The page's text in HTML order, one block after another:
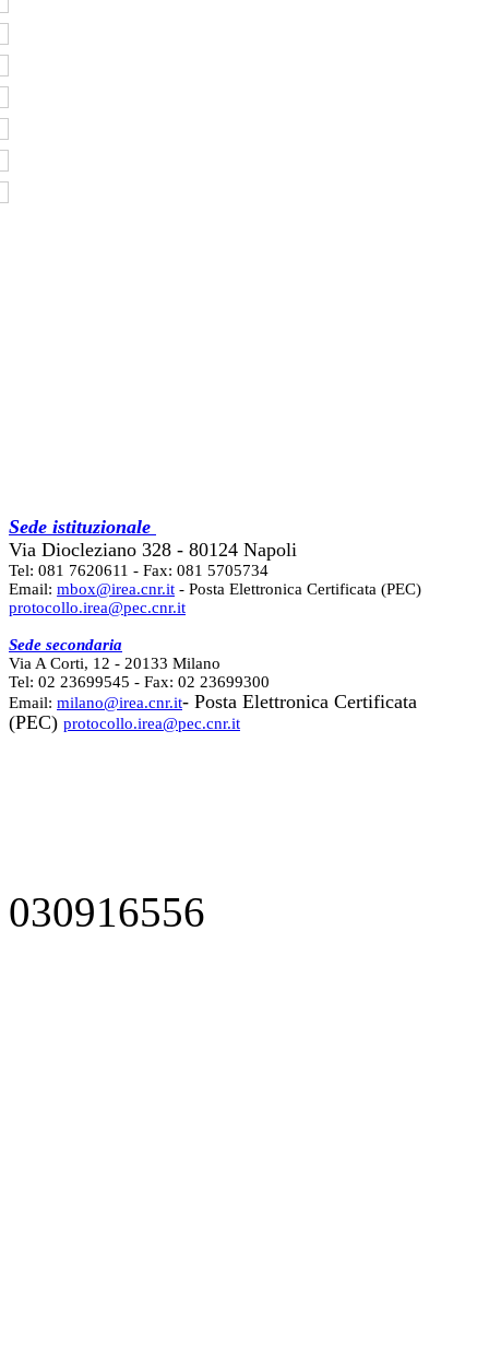
Sede istituzionale
Via Diocleziano 328 - 80124 Napoli
Tel: 081 7620611 - Fax: 081 5705734
Email: mbox@irea.cnr.it - Posta Elettronica Certificata (PEC)
protocollo.irea@pec.cnr.it
Sede secondaria
Via A Corti, 12 - 20133 Milano
Tel: 02 23699545 - Fax: 02 23699300
Email: milano@irea.cnr.it- Posta Elettronica Certificata
(PEC) protocollo.irea@pec.cnr.it
030916556